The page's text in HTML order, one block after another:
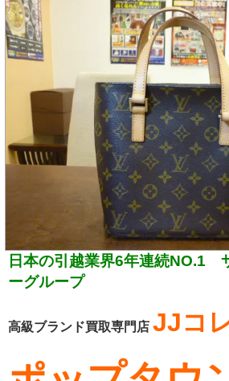
日本の引越業界6年連続NO.1
ーグループ
高級ブランド買取専門店 JJコ